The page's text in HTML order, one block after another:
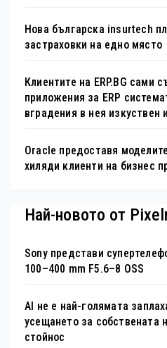
Нова българска insurtech
застраховки на едно място
Клиентите на ERP.BG сами
приложения за ERP
вградения в нея изкуствен
Oracle предоставя
хиляди клиенти на бизнес
Най-новото от
Sony представи
100–400 mm F5.6–8 OSS
AI не е най-голямата
усещането за собствената
стойнос